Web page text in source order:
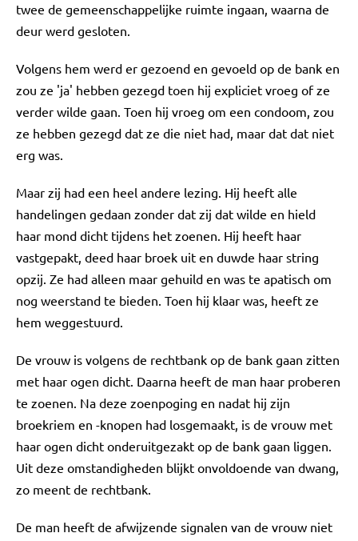
twee de gemeenschappelijke ruimte ingaan, waarna de
deur werd gesloten.
Volgens hem werd er gezoend en gevoeld op de bank en
zou ze 'ja' hebben gezegd toen hij expliciet vroeg of ze
verder wilde gaan. Toen hij vroeg om een condoom, zou
ze hebben gezegd dat ze die niet had, maar dat dat niet
erg was.
Maar zij had een heel andere lezing. Hij heeft alle
handelingen gedaan zonder dat zij dat wilde en hield
haar mond dicht tijdens het zoenen. Hij heeft haar
vastgepakt, deed haar broek uit en duwde haar string
opzij. Ze had alleen maar gehuild en was te apatisch om
nog weerstand te bieden. Toen hij klaar was, heeft ze
hem weggestuurd.
De vrouw is volgens de rechtbank op de bank gaan zitten
met haar ogen dicht. Daarna heeft de man haar proberen
te zoenen. Na deze zoenpoging en nadat hij zijn
broekriem en -knopen had losgemaakt, is de vrouw met
haar ogen dicht onderuitgezakt op de bank gaan liggen.
Uit deze omstandigheden blijkt onvoldoende van dwang,
zo meent de rechtbank.
De man heeft de afwijzende signalen van de vrouw niet